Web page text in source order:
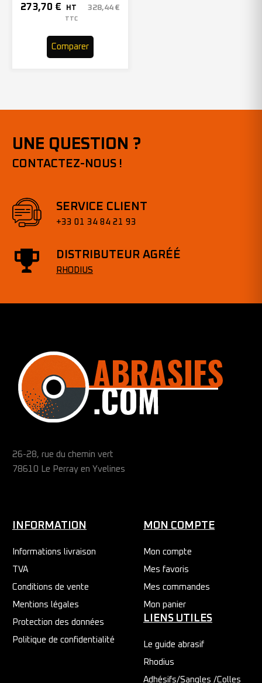
150mmx2000mm – Grain 40
– 305969 (x10)
273,70 € HT 328,44 €
TTC
Comparer
UNE QUESTION ?
CONTACTEZ-NOUS !
SERVICE CLIENT
+33 01 34 84 21 93
DISTRIBUTEUR AGRÉÉ
RHODIUS
26-28, rue du chemin vert
78610 Le Perray en Yvelines
INFORMATION
Informations livraison
TVA
Conditions de vente
Mentions légales
Protection des données
Politique de confidentialité
MON COMPTE
Mon compte
Mes favoris
Mes commandes
Mon panier
LIENS UTILES
Le guide abrasif
Rhodius
Adhésifs/Sangles /Colles